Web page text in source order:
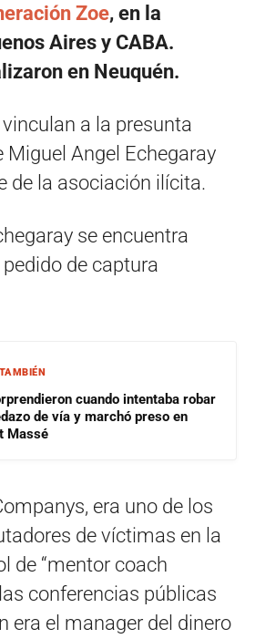
Zoe, en la
Aires y CABA.
en Neuquén.
a la presunta
Angel Echegaray
de la asociación ilícita.
se encuentra
de captura
cuando intentaba robar
de vía y marchó preso en
Massé
era uno de los
de víctimas en la
de “mentor coach
conferencias públicas
era el manager del dinero